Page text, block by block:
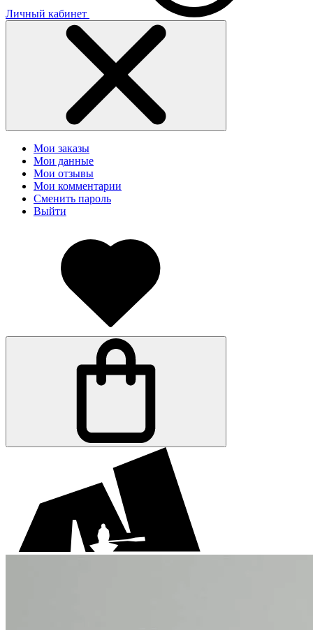
Личный кабинет
Мои заказы
Мои данные
Мои отзывы
Мои комментарии
Сменить пароль
Выйти